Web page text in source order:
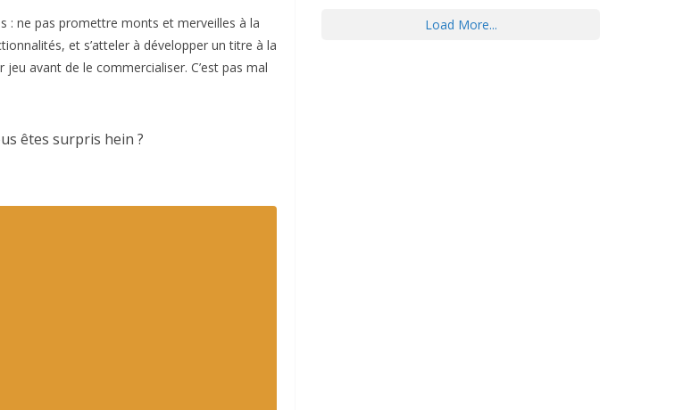
: ne pas promettre monts et merveilles à la
et s’atteler à développer un titre à la
avant de le commercialiser. C’est pas mal
êtes surpris hein ?
Load More...